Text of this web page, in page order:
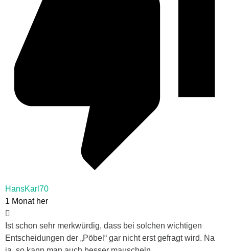
HansKarl70
1 Monat her
Ist schon sehr merkwürdig, dass bei solchen wichtigen
Entscheidungen der „Pöbel“ gar nicht erst gefragt wird. Na